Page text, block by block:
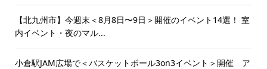
【北九州市】今週末＜8月8日〜9日＞開催のイベント14選！ 室
内イベント・夜のマル...
小倉駅JAM広場で＜バスケットボール3on3イベント＞開催 ア